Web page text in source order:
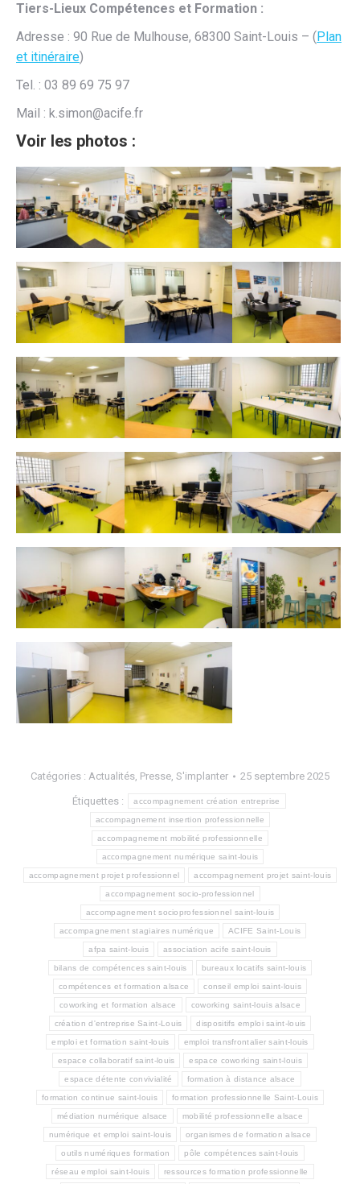
Tiers-Lieux Compétences et Formation :
Adresse : 90 Rue de Mulhouse, 68300 Saint-Louis – ( Plan
et itinéraire)
Tel. : 03 89 69 75 97
Mail : k.simon@acife.fr
Voir les photos :
Catégories : Actualités, Presse, S'implanter 25 septembre 2025
Étiquettes : accompagnement création entreprise
accompagnement insertion professionnelle
accompagnement mobilité professionnelle
accompagnement numérique saint-louis
accompagnement projet professionnel accompagnement projet saint-louis
accompagnement socio-professionnel
accompagnement socioprofessionnel saint-louis
accompagnement stagiaires numérique ACIFE Saint-Louis
afpa saint-louis association acife saint-louis
bilans de compétences saint-louis bureaux locatifs saint-louis
compétences et formation alsace conseil emploi saint-louis
coworking et formation alsace coworking saint-louis alsace
création d'entreprise Saint-Louis dispositifs emploi saint-louis
emploi et formation saint-louis emploi transfrontalier saint-louis
espace collaboratif saint-louis espace coworking saint-louis
espace détente convivialité formation à distance alsace
formation continue saint-louis formation professionnelle Saint-Louis
médiation numérique alsace mobilité professionnelle alsace
numérique et emploi saint-louis organismes de formation alsace
outils numériques formation pôle compétences saint-louis
réseau emploi saint-louis ressources formation professionnelle